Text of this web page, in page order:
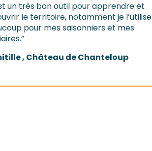
un très bon outil pour apprendre et
le territoire, notamment je l’utilise
pour mes saisonniers et mes
, Château de Chanteloup